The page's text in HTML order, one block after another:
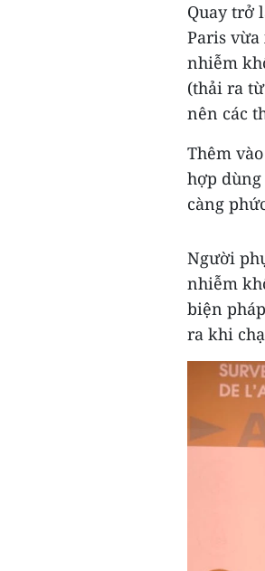
Quay trở
Paris
nhiễm
(thải ra
nên các
Thêm
hợp
càng
Người
nhiễm
biện
ra khi